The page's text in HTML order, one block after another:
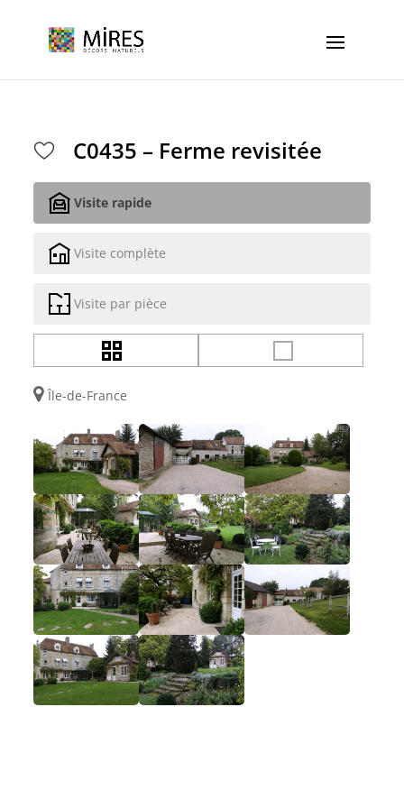
C0435 – Ferme revisitée
Visite rapide
Visite complète
Visite par pièce
Île-de-France